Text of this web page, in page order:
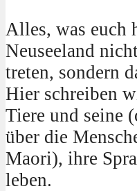
Alles, was euch
Neuseeland
treten, sondern
Hier schreiben
Tiere und seine
über die
Maori), ihre
leben.